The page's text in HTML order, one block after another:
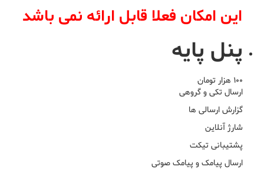
این امکان فعلا قابل ارائه نمی باشد
پنل پایه
100 هزار تومان
ارسال تکی و گروهی
گزارش ارسالی ها
شارژ آنلاین
پشتیبانی تیکت
ارسال پیامک و پیامک صوتی